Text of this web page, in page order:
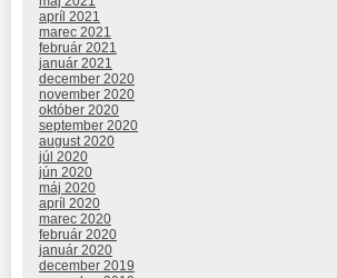
apríl 2021
marec 2021
február 2021
január 2021
december 2020
november 2020
október 2020
september 2020
august 2020
júl 2020
jún 2020
máj 2020
apríl 2020
marec 2020
február 2020
január 2020
december 2019